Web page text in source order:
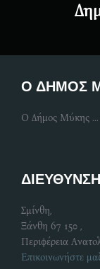
Ο ΔΗΜΟΣ
Ο Δήμος Μύκης ...
ΔΙΕΥΘΥΝΣΗ
Σμίνθη,
Ξάνθη 67 150 ,
Περιφέρεια
Επικοινωνήστε